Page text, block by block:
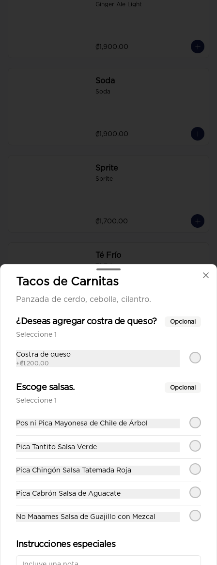
Ginger Ale Light
₡1,900.00
Soda
Soda
₡1,900.00
Sprite
Sprite
₡1,700.00
Té Frío
Té Frío
Conócenos
Términos y condiciones
Política de privacidad
Redes sociales
Tacos de Carnitas
Panzada de cerdo, cebolla, cilantro.
¿Deseas agregar costra de queso? Opcional
Seleccione 1
Costra de queso
+₡1,200.00
Escoge salsas. Opcional
Seleccione 1
Pos ni Pica Mayonesa de Chile de Árbol
Pica Tantito Salsa Verde
Pica Chingón Salsa Tatemada Roja
Pica Cabrón Salsa de Aguacate
No Maaames Salsa de Guajillo con Mezcal
Instrucciones especiales